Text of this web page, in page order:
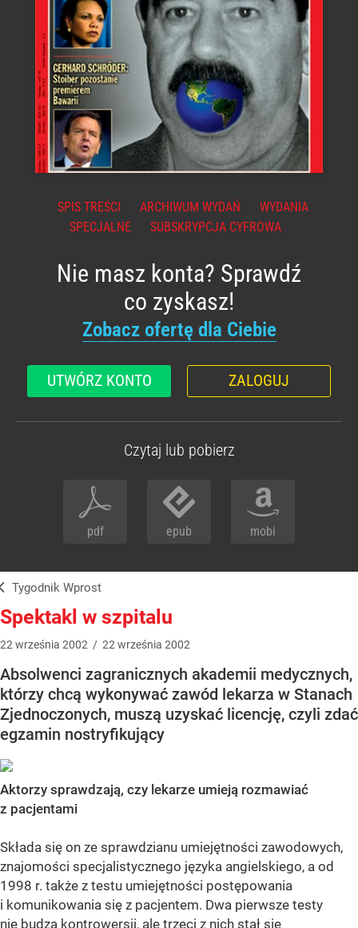
SPIS TREŚCI ARCHIWUM WYDAŃ
WYDANIA
SPECJALNE
SUBSKRYPCJA CYFROWA
Nie masz konta? Sprawdź
co zyskasz!
Zobacz ofertę dla Ciebie
UTWÓRZ KONTO ZALOGUJ
Czytaj lub pobierz
pdf epub mobi
Tygodnik Wprost
Spektakl w szpitalu
22 września 2002 / 22 września 2002
Absolwenci zagranicznych akademii medycznych,
którzy chcą wykonywać zawód lekarza w Stanach
Zjednoczonych, muszą uzyskać licencję, czyli zdać
egzamin nostryfikujący
Aktorzy sprawdzają, czy lekarze umieją rozmawiać
z pacjentami
Składa się on ze sprawdzianu umiejętności zawodowych,
znajomości specjalistycznego języka angielskiego, a od
1998 r. także z testu umiejętności postępowania
i komunikowania się z pacjentem. Dwa pierwsze testy
nie budzą kontrowersji, ale trzeci z nich stał się